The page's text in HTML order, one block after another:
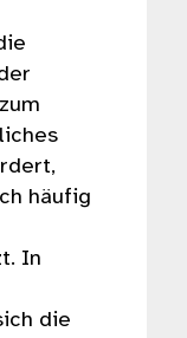
häufig
In
die